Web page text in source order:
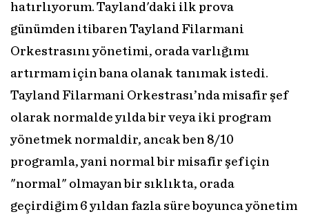
hatırlıyorum. Tayland'daki ilk prova
günümden itibaren Tayland Filarmani
Orkestrasını yönetimi, orada varlığımı
artırmam için bana olanak tanımak istedi.
Tayland Filarmani Orkestrası’nda misafir şef
olarak normalde yılda bir veya iki program
yönetmek normaldir, ancak ben 8/10
programla, yani normal bir misafir şef için
"normal" olmayan bir sıklıkta, orada
geçirdiğim 6 yıldan fazla süre boyunca yönetim